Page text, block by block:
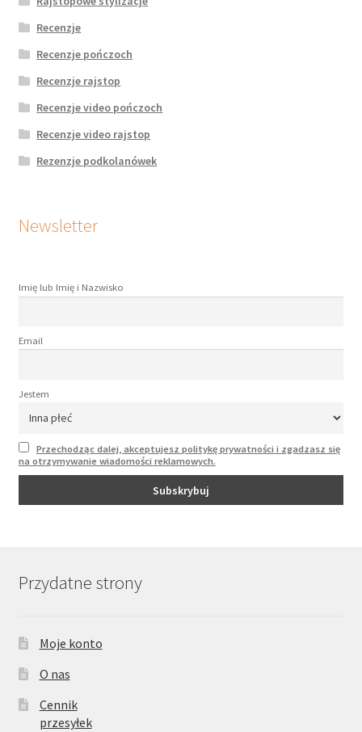
Recenzje
Recenzje pończoch
Recenzje rajstop
Recenzje video pończoch
Recenzje video rajstop
Rezenzje podkolanówek
Newsletter
Imię lub Imię i Nazwisko
Email
Jestem
Przechodząc dalej, akceptujesz politykę prywatności i zgadzasz się
na otrzymywanie wiadomości reklamowych.
Przydatne strony
Moje konto
O nas
Cennik
przesyłek